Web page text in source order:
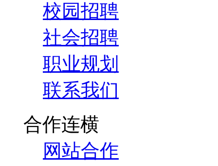
校园招聘
社会招聘
职业规划
联系我们
合作连横
网站合作